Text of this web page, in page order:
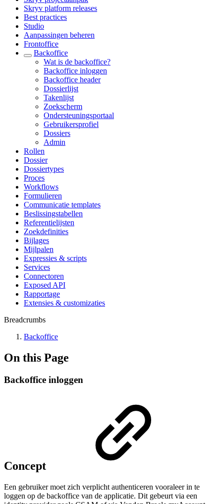
Skryv platform releases
Best practices
Studio
Aanpassingen beheren
Frontoffice
Backoffice
Wat is de backoffice?
Backoffice inloggen
Backoffice header
Dossierlijst
Takenlijst
Zoekscherm
Ondersteuningsportaal
Gebruikersprofiel
Dossiers
Admin
Rollen
Dossier
Dossiertypes
Proces
Workflows
Formulieren
Communicatie templates
Beslissingstabellen
Referentielijsten
Zoekdefinities
Bijlages
Mijlpalen
Expressies & scripts
Services
Connectoren
Exposed API
Rapportage
Extensies & customizaties
Breadcrumbs
Backoffice
On this Page
Backoffice inloggen
Concept
Een gebruiker moet zich verplicht authenticeren vooraleer in te
loggen op de backoffice van de applicatie. Dit gebeurt via een